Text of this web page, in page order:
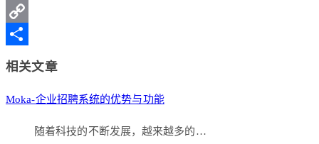
Weibo
LinkedIn
Copy
相关文章
Moka-企业招聘系统的优势与功能
随着科技的不断发展，越来越多的…